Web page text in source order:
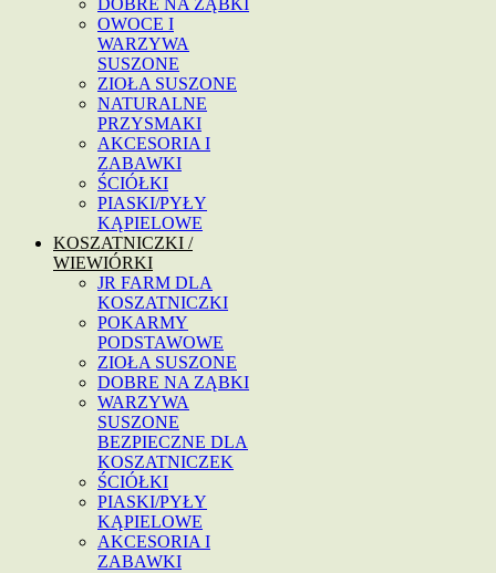
DOBRE NA ZĄBKI
OWOCE I
WARZYWA
SUSZONE
ZIOŁA SUSZONE
NATURALNE
PRZYSMAKI
AKCESORIA I
ZABAWKI
ŚCIÓŁKI
PIASKI/PYŁY
KĄPIELOWE
KOSZATNICZKI /
WIEWIÓRKI
JR FARM DLA
KOSZATNICZKI
POKARMY
PODSTAWOWE
ZIOŁA SUSZONE
DOBRE NA ZĄBKI
WARZYWA
SUSZONE
BEZPIECZNE DLA
KOSZATNICZEK
ŚCIÓŁKI
PIASKI/PYŁY
KĄPIELOWE
AKCESORIA I
ZABAWKI